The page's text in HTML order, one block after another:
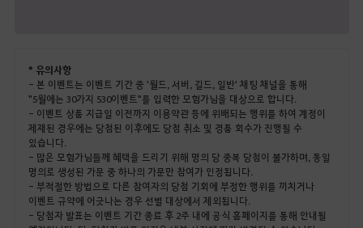
* 유의사항
- 본 이벤트는 이벤트 기간 중 '월드, 서버, 길드, 일반' 채팅 채널을 통해
"5월에는 30가지 530이벤트"를 입력한 모험가님을 대상으로 합니다.
- 이벤트 상품 지급일 이전까지 이용약관 등에 위배되는 행위를 하여 계정이
제재된 경우에는 당첨된 이후에도 당첨 취소 및 경품 회수가 진행될 수
있습니다.
- 많은 모험가님들께 혜택을 드리기 위해 명의 당 중복 당첨이 불가하며, 동일
명의로 생성된 가문 중 하나의 가문만 참여가 인정됩니다.
- 부적절한 방법으로 다른 참여자의 당첨 기회에 부정한 행위를 끼치거나
이벤트 규약에 어긋나는 경우 선별 대상에서 제외됩니다.
- 당첨자 발표는 이벤트 기간 종료 후 2주 내에 공식 홈페이지를 통해 안내될